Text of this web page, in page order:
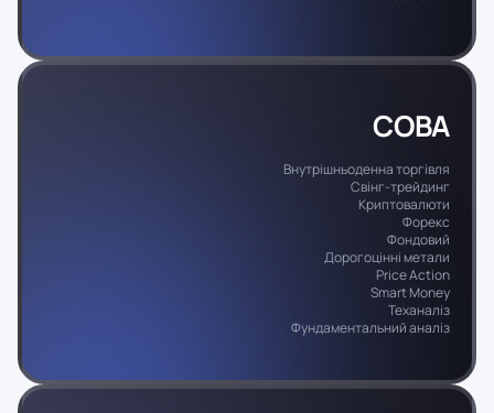
COBA
Внутрішньоденна торгівля
Свінг-трейдинг
Криптовалюти
Форекс
Фондовий
Дорогоцінні метали
Price Action
Smart Money
Теханаліз
Фундаментальний аналіз